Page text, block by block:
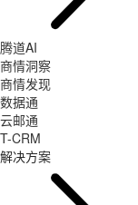
腾道AI
商情洞察
商情发现
数据通
云邮通
T-CRM
解决方案